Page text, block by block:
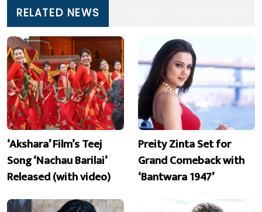
RELATED NEWS
‘Akshara’ Film’s Teej
Song ‘Nachau Barilai’
Released (with video)
Preity Zinta Set for
Grand Comeback with
‘Bantwara 1947’